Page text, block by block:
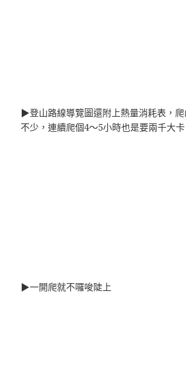
▶登山路線導覽圖還附上熱量消耗表，
不少，連續爬個4～5小時也是要兩千大卡
▶一開爬就不囉唆陡上